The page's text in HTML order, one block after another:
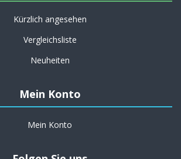
Kürzlich angesehen
Vergleichsliste
Neuheiten
Mein Konto
Mein Konto